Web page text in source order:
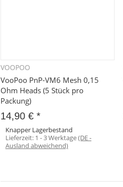
VOOPOO
VooPoo PnP-VM6 Mesh 0,15
Ohm Heads (5 Stück pro
Packung)
14,90 € *
Knapper Lagerbestand
Lieferzeit: 1 - 3 Werktage(DE -
Ausland abweichend)